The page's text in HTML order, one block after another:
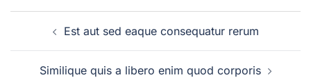
navigationEst aut sed eaque consequatur rerum
Similique quis a libero enim quod corporis